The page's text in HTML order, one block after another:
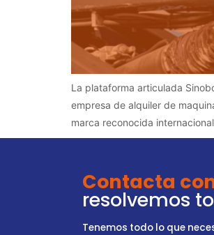
La plataforma articulada
empresa de alquiler de
marca reconocida
Contacta
resolvemos
Tenemos todo lo que